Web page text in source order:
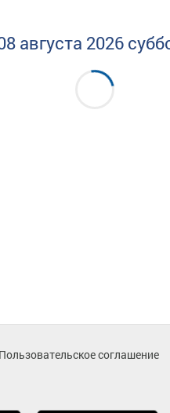
августа 2026
Пользовательское соглашение